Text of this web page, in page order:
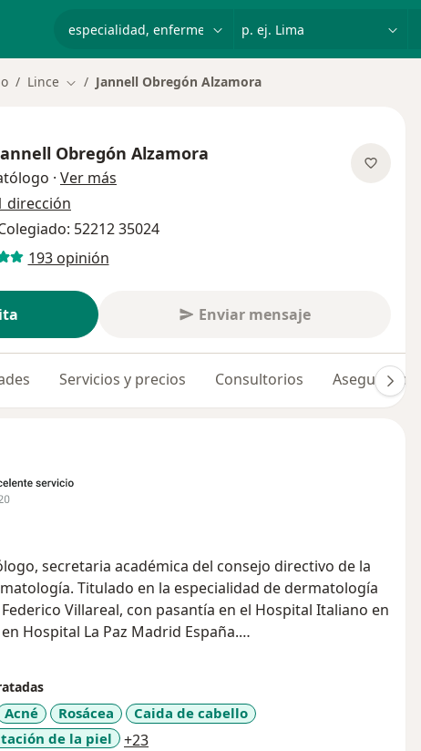
Lince Cambiar de ciudad
Jannell Obregón Alzamora
Obregón Alzamora
· Ver más
dirección
52212 35024
193 opinión
Enviar mensaje
Servicios y precios Consultorios Aseguradoras
secretaria académica del consejo directivo de la
Titulado en la especialidad de dermatología
Villareal, con pasantía en el Hospital Italiano en
Hospital La Paz Madrid España.
de dermatología y Miembro del Colegio Ibero
Acné Rosácea
Caida de cabello
de la piel
+23a11y_sr_more_diseases